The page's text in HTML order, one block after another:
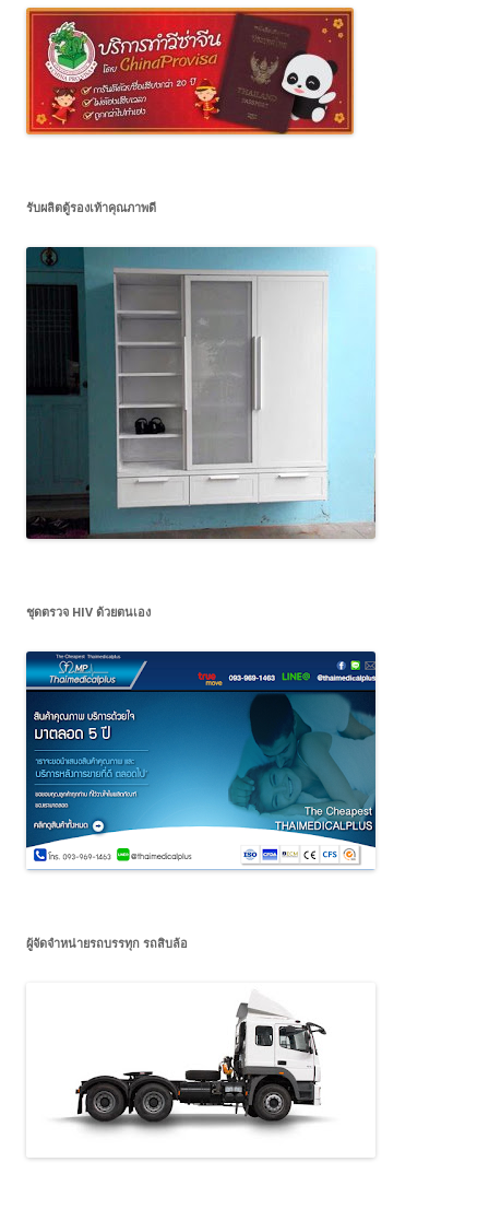
รับผลิตตู้รองเท้าคุณภาพดี
ชุดตรวจ HIV ด้วยตนเอง
ผู้จัดจำหน่ายรถบรรทุก รถสิบล้อ